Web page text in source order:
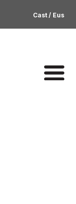
Cast / Eus